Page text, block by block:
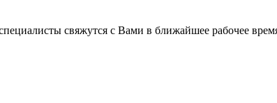
свяжутся с Вами в ближайшее рабочее